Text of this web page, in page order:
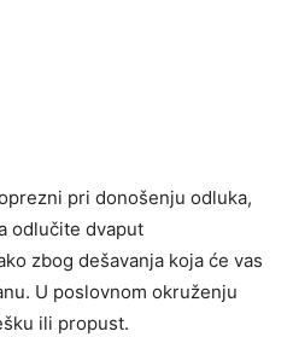
pri donošenju odluka,
odlučite dvaput
zbog dešavanja koja će vas
U poslovnom okruženju
ili propust.